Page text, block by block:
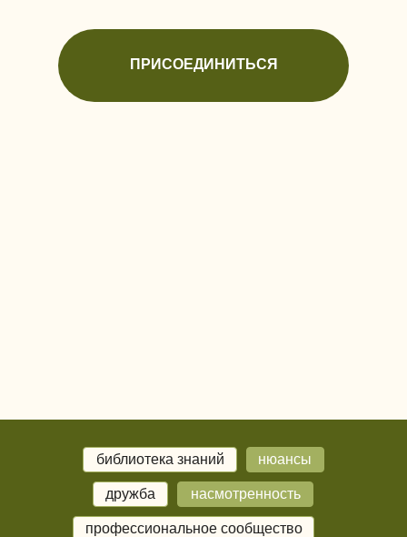
ПРИСОЕДИНИТЬСЯ
библиотека знаний нюансы
насмотренность
профессиональное сообщество
дружба